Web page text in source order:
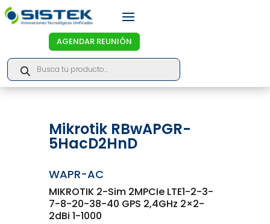
AGENDAR REUNIÓN
Products
search
Mikrotik RBwAPGR-
5HacD2HnD
WAPR-AC
MIKROTIK 2-Sim 2MPCIe LTE1-2-3-
7-8-20-38-40 GPS 2,4GHz 2×2-
2dBi 1-1000